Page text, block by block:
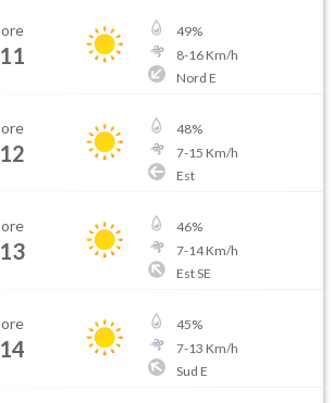
ore
11
49%
8-16Km/h
Nord E
ore
12
48%
7-15 Km/h
Est
ore
13
46%
7-14Km/h
Est SE
ore
14
45%
7-13 Km/h
Sud E